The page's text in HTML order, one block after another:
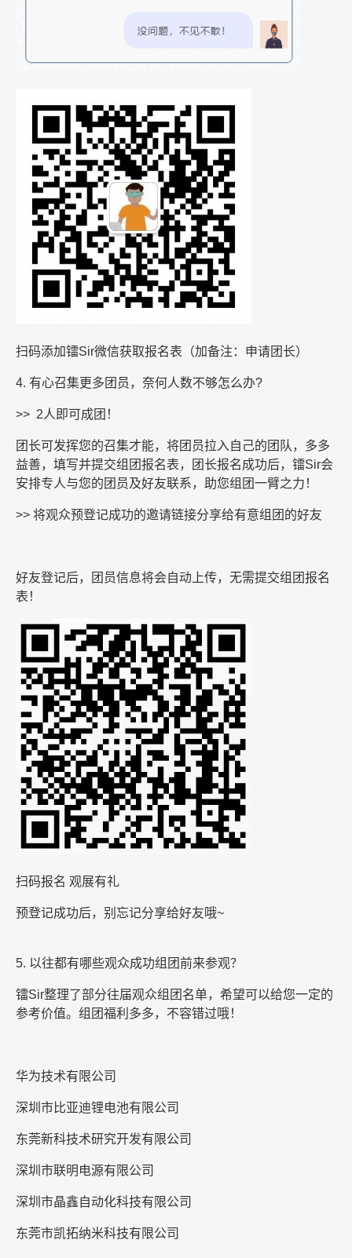
扫码添加镭Sir微信获取报名表（加备注：申请团长）
4. 有心召集更多团员，奈何人数不够怎么办?
>> 2人即可成团！
团长可发挥您的召集才能，将团员拉入自己的团队，多多
益善，填写并提交组团报名表，团长报名成功后，镭Sir会
安排专人与您的团员及好友联系，助您组团一臂之力！
>> 将观众预登记成功的邀请链接分享给有意组团的好友
好友登记后，团员信息将会自动上传，无需提交组团报名
表！
扫码报名 观展有礼
预登记成功后，别忘记分享给好友哦~
5. 以往都有哪些观众成功组团前来参观？
镭Sir整理了部分往届观众组团名单，希望可以给您一定的
参考价值。组团福利多多，不容错过哦！
华为技术有限公司
深圳市比亚迪锂电池有限公司
东莞新科技术研究开发有限公司
深圳市联明电源有限公司
深圳市晶鑫自动化科技有限公司
东莞市凯拓纳米科技有限公司